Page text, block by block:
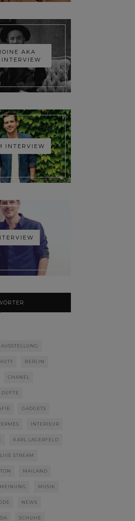
AKA
INTERVIEW
AUSSTELLUNG
BERLIN
CHANEL
DÜFTE
GADGETS
INTERIEUR
KARL LAGERFELD
LIVE STREAM
MAILAND
MEINUNG MUSIK
NEWS
SCHUHE